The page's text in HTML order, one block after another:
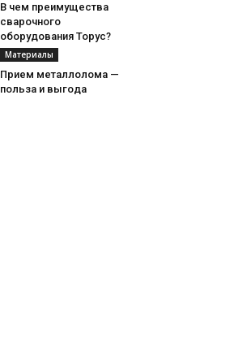
В чем преимущества
сварочного
оборудования Торус?
Материалы
Прием металлолома —
польза и выгода